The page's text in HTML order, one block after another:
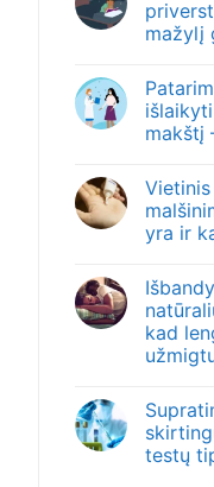
mažylį
makštį
yra ir
kad
testų